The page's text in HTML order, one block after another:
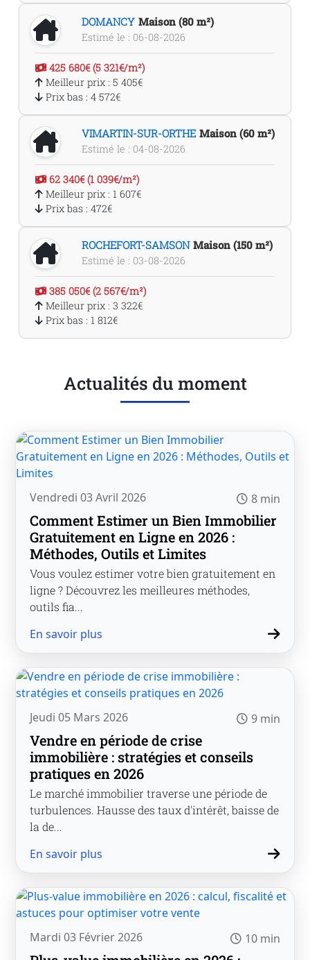
DOMANCY Maison (80 m²)
Estimé le : 06-08-2026
425 680€ (5 321€/m²)
Meilleur prix : 5 405€
Prix bas : 4 572€
VIMARTIN-SUR-ORTHE Maison (60 m²)
Estimé le : 04-08-2026
62 340€ (1 039€/m²)
Meilleur prix : 1 607€
Prix bas : 472€
ROCHEFORT-SAMSON Maison (150 m²)
Estimé le : 03-08-2026
385 050€ (2 567€/m²)
Meilleur prix : 3 322€
Prix bas : 1 812€
Actualités du moment
Vendredi 03 Avril 2026 8 min
Comment Estimer un Bien Immobilier
Gratuitement en Ligne en 2026 :
Méthodes, Outils et Limites
Vous voulez estimer votre bien gratuitement en
ligne ? Découvrez les meilleures méthodes,
outils fia...
En savoir plus
Jeudi 05 Mars 2026 9 min
Vendre en période de crise
immobilière : stratégies et conseils
pratiques en 2026
Le marché immobilier traverse une période de
turbulences. Hausse des taux d'intérêt, baisse de
la de...
En savoir plus
Mardi 03 Février 2026 10 min